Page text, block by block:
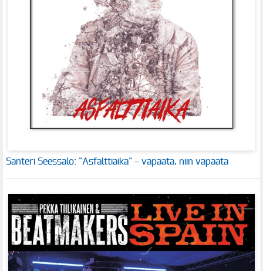
Santeri Seessalo: "Asfalttiaika" – vapaata, niin vapaata